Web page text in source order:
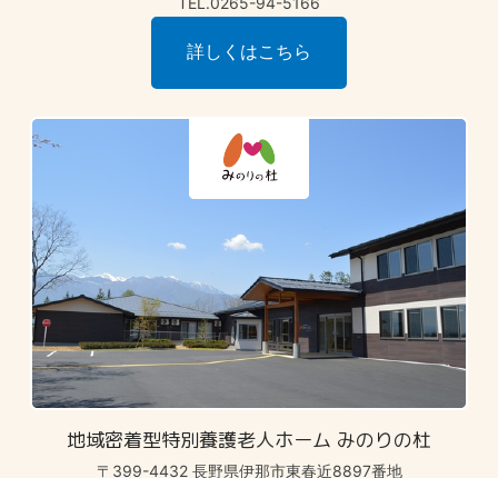
詳しくはこちら
地域密着型特別養護老人ホーム みのりの杜
〒399-4432 長野県伊那市東春近8897番地